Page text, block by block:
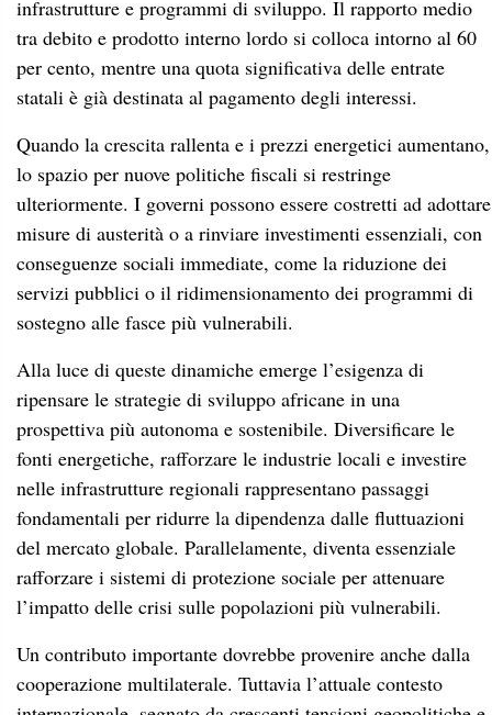
infrastrutture e programmi di sviluppo. Il rapporto medio
tra debito e prodotto interno lordo si colloca intorno al 60
per cento, mentre una quota significativa delle entrate
statali è già destinata al pagamento degli interessi.
Quando la crescita rallenta e i prezzi energetici aumentano,
lo spazio per nuove politiche fiscali si restringe
ulteriormente. I governi possono essere costretti ad adottare
misure di austerità o a rinviare investimenti essenziali, con
conseguenze sociali immediate, come la riduzione dei
servizi pubblici o il ridimensionamento dei programmi di
sostegno alle fasce più vulnerabili.
Alla luce di queste dinamiche emerge l’esigenza di
ripensare le strategie di sviluppo africane in una
prospettiva più autonoma e sostenibile. Diversificare le
fonti energetiche, rafforzare le industrie locali e investire
nelle infrastrutture regionali rappresentano passaggi
fondamentali per ridurre la dipendenza dalle fluttuazioni
del mercato globale. Parallelamente, diventa essenziale
rafforzare i sistemi di protezione sociale per attenuare
l’impatto delle crisi sulle popolazioni più vulnerabili.
Un contributo importante dovrebbe provenire anche dalla
cooperazione multilaterale. Tuttavia l’attuale contesto